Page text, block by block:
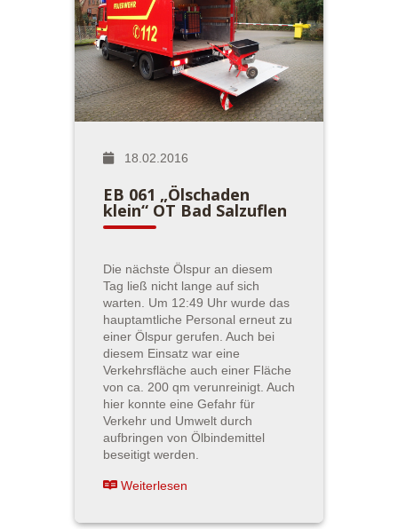
18.02.2016
EB 061 „Ölschaden
klein“ OT Bad Salzuflen
Die nächste Ölspur an diesem
Tag ließ nicht lange auf sich
warten. Um 12:49 Uhr wurde das
hauptamtliche Personal erneut zu
einer Ölspur gerufen. Auch bei
diesem Einsatz war eine
Verkehrsfläche auch einer Fläche
von ca. 200 qm verunreinigt. Auch
hier konnte eine Gefahr für
Verkehr und Umwelt durch
aufbringen von Ölbindemittel
beseitigt werden.
Weiterlesen